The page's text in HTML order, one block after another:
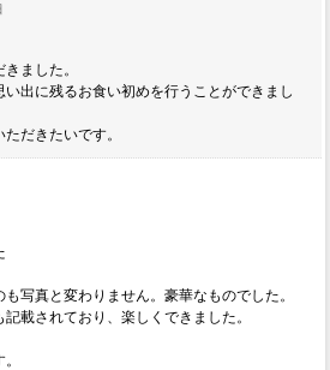
ました。
出に残るお食い初めを行うことができまし
だきたいです。
写真と変わりません。豪華なものでした。
載されており、楽しくできました。